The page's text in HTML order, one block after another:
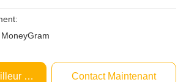
Prix Contact Maintenant